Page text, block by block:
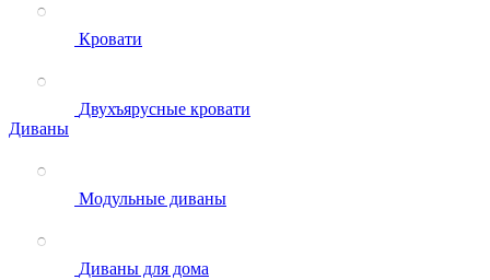
Кровати
Двухъярусные кровати
Диваны
Модульные диваны
Диваны для дома